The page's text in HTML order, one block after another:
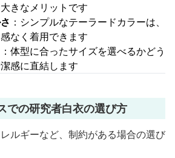
きなメリットです
：シンプルなテーラードカラーは、
なく着用できます
：体型に合ったサイズを選べるかどう
感に直結します
での研究者白衣の選び方
ルギーなど、制約がある場合の選び